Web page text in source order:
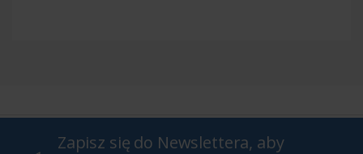
Zapisz się do Newslettera, aby